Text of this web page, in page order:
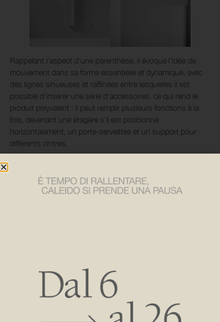
Rappelant l’aspect d’une parenthèse, il évoque l’idée de
mouvement dans sa forme essentielle et dynamique, avec
des lignes sinueuses et raffinées entre lesquelles il est
possible d’insérer une série d’accessoires, ce qui rend le
produit polyvalent : il peut remplir plusieurs fonctions à la
fois, devenant une étagère s’il est positionné
horizontalement, un porte-serviettes et un support pour
différents cintres.
Réalisé en profilés d’aluminium extrudés, il allie
fonctionnalité et esthétique dans des formes épurées et
élégantes qui créent des rythmes dynamiques. La